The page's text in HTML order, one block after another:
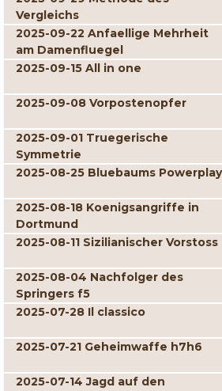
Vergleichs
2025-09-22 Anfaellige Mehrheit
am Damenfluegel
2025-09-15 All in one
2025-09-08 Vorpostenopfer
2025-09-01 Truegerische
Symmetrie
2025-08-25 Bluebaums Powerplay
2025-08-18 Koenigsangriffe in
Dortmund
2025-08-11 Sizilianischer Vorstoss
2025-08-04 Nachfolger des
Springers f5
2025-07-28 Il classico
2025-07-21 Geheimwaffe h7h6
2025-07-14 Jagd auf den